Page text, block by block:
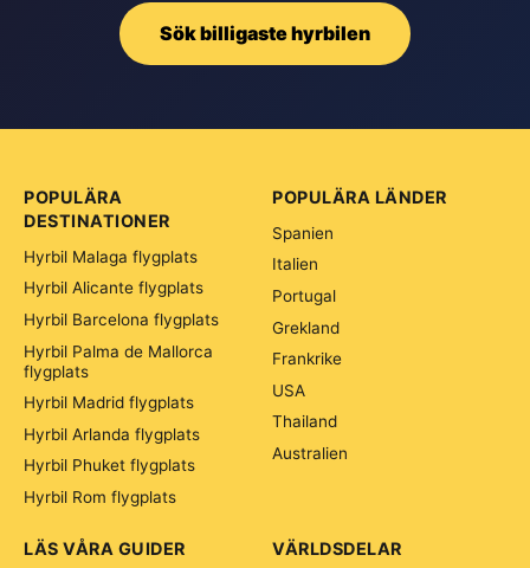
Sök billigaste hyrbilen
POPULÄRA
DESTINATIONER
Hyrbil Malaga flygplats
Hyrbil Alicante flygplats
Hyrbil Barcelona flygplats
Hyrbil Palma de Mallorca
flygplats
Hyrbil Madrid flygplats
Hyrbil Arlanda flygplats
Hyrbil Phuket flygplats
Hyrbil Rom flygplats
POPULÄRA LÄNDER
Spanien
Italien
Portugal
Grekland
Frankrike
USA
Thailand
Australien
VÄRLDSDELAR
LÄS VÅRA GUIDER